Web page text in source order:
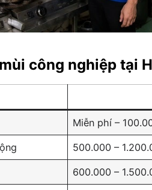
công nghiệp tại
Miễn phí –
500.000 –
600.000 –